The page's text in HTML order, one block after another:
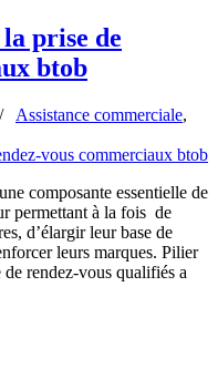
prise de
btob
/ Assistance commerciale,
composante essentielle de
permettant à la fois de
d’élargir leur base de
leurs marques. Pilier
rendez-vous qualifiés a